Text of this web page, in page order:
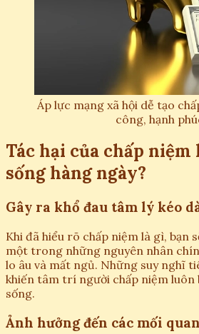
Áp lực mạng xã hội dễ tạo
công, hạnh
Tác hại của chấp
sống hàng ngày?
Gây ra khổ đau tâm lý kéo
Khi đã hiểu rõ chấp niệm là gì, bạn
một trong những nguyên nhân
lo âu và mất ngủ. Những suy nghĩ
khiến tâm trí người chấp niệm luôn
sống.
Ảnh hưởng đến các mối